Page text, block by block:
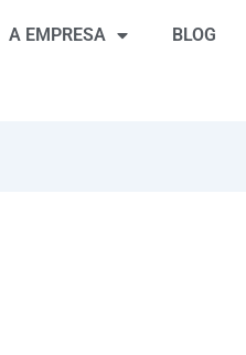
A EMPRESA BLOG